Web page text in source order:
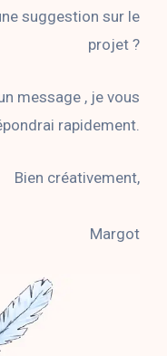
suggestion sur le
projet ?
message , je vous
rapidement.
Bien créativement,
Margot